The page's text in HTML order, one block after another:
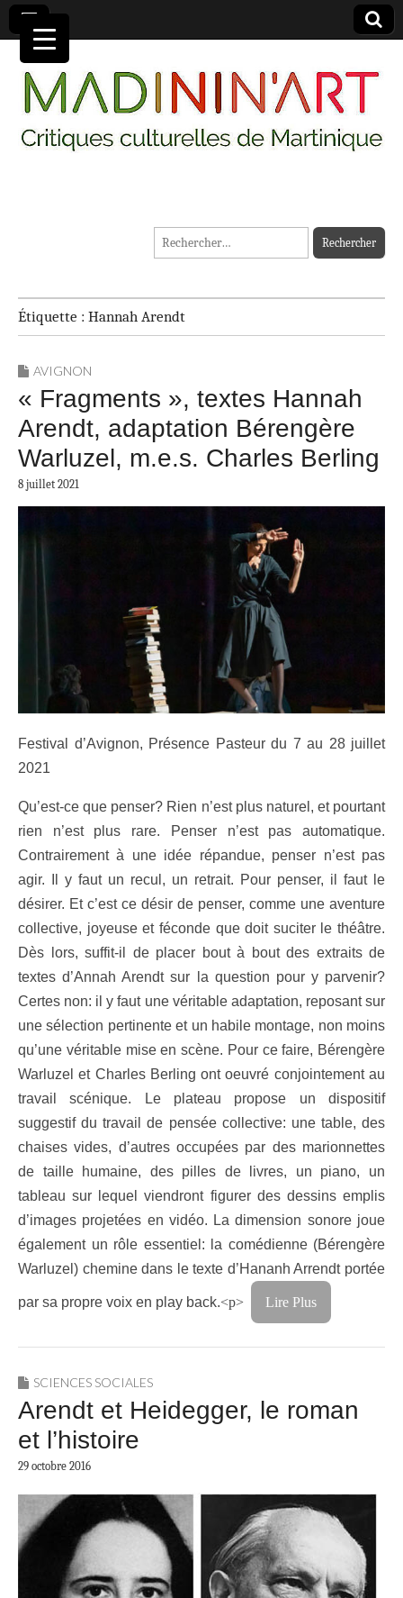
MADININ'ART
Rechercher :
Étiquette : Hannah Arendt
AVIGNON
« Fragments », textes Hannah
Arendt, adaptation Bérengère
Warluzel, m.e.s. Charles Berling
8 juillet 2021
Festival d’Avignon, Présence Pasteur du 7 au 28 juillet
2021
Qu’est-ce que penser? Rien n’est plus naturel, et pourtant
rien n’est plus rare. Penser n’est pas automatique.
Contrairement à une idée répandue, penser n’est pas
agir. Il y faut un recul, un retrait. Pour penser, il faut le
désirer. Et c’est ce désir de penser, comme une aventure
collective, joyeuse et féconde que doit suciter le théâtre.
Dès lors, suffit-il de placer bout à bout des extraits de
textes d’Annah Arendt sur la question pour y parvenir?
Certes non: il y faut une véritable adaptation, reposant sur
une sélection pertinente et un habile montage, non moins
qu’une véritable mise en scène. Pour ce faire, Bérengère
Warluzel et Charles Berling ont oeuvré conjointement au
travail scénique. Le plateau propose un dispositif
suggestif du travail de pensée collective: une table, des
chaises vides, d’autres occupées par des marionnettes
de taille humaine, des pilles de livres, un piano, un
tableau sur lequel viendront figurer des dessins emplis
d’images projetées en vidéo. La dimension sonore joue
également un rôle essentiel: la comédienne (Bérengère
Warluzel) chemine dans le texte d’Hananh Arrendt portée
par sa propre voix en play back.<p> Lire Plus
SCIENCES SOCIALES
Arendt et Heidegger, le roman
et l’histoire
29 octobre 2016